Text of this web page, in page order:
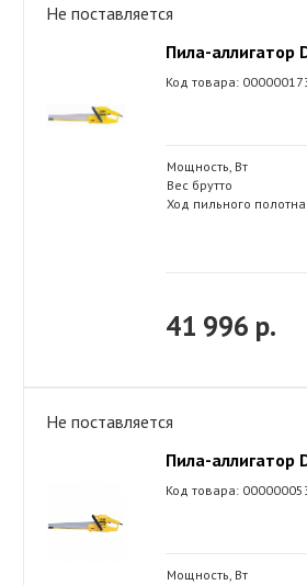
Не поставляется
Пила-аллигатор
Код товара:
Мощность, Вт
Вес брутто
Ход пильного полотна
41 996 р.
Не поставляется
Пила-аллигатор
Код товара:
Мощность, Вт